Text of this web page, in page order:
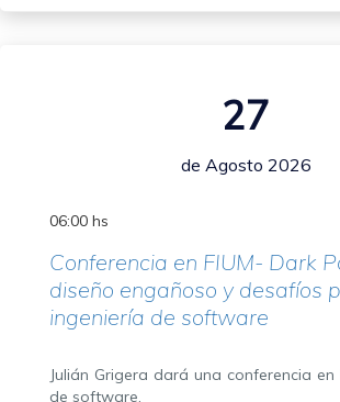
27
de Agosto 2026
06:00 hs
Conferencia en FIUM- Dark
diseño engañoso y desafíos
ingeniería de software
Julián Grigera dará una conferencia
de software.